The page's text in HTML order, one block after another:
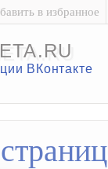
в избранное
ВКонтакте